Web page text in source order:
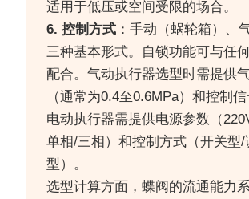
适用于低压或空间受限的场合。
6. 控制方式 ：手动（蜗轮箱）、
三种基本形式。自锁功能可与任
配合。气动执行器选型时需提供
（通常为0.4至0.6MPa）和控制信
电动执行器需提供电源参数（
单相/三相）和控制方式（开关型/
型）。
选型计算方面，蝶阀的流通能力